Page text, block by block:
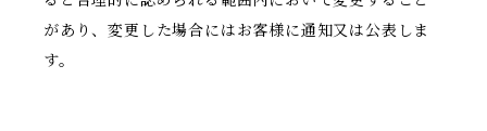
があり、変更した場合にはお客様に通知又は公表しま
す。